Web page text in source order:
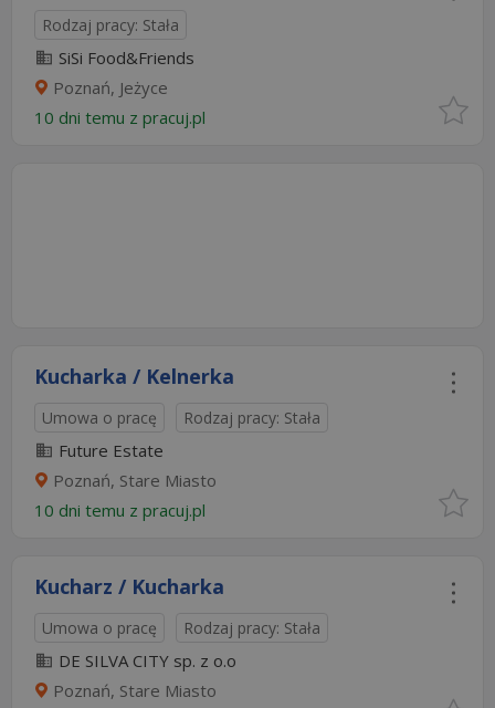
Rodzaj pracy: Stała
SiSi Food&Friends
Poznań, Jeżyce
10 dni temu z pracuj.pl
Kucharka / Kelnerka
Umowa o pracę Rodzaj pracy: Stała
Future Estate
Poznań, Stare Miasto
10 dni temu z pracuj.pl
Kucharz / Kucharka
Umowa o pracę Rodzaj pracy: Stała
DE SILVA CITY sp. z o.o
Poznań, Stare Miasto